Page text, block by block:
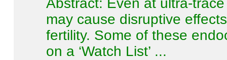
Abstract: Even at ultra-
may cause disruptive
fertility. Some of these
on a ‘Watch List’ ...